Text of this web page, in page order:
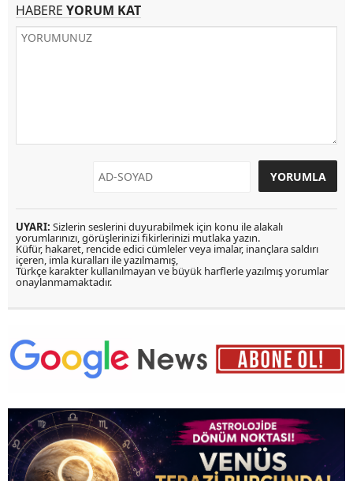
HABERE YORUM KAT
UYARI: Sizlerin seslerini duyurabilmek için konu ile alakalı
yorumlarınızı, görüşlerinizi fikirlerinizi mutlaka yazın.
Küfür, hakaret, rencide edici cümleler veya imalar, inançlara saldırı
içeren, imla kuralları ile yazılmamış,
Türkçe karakter kullanılmayan ve büyük harflerle yazılmış yorumlar
onaylanmamaktadır.